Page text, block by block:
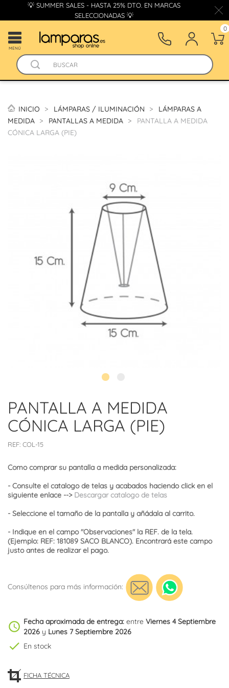
💡 SUMMER SALES - HASTA 25% DTO. EN MARCAS
SELECCIONADAS 💡
MENÚ
0
INICIO LÁMPARAS / ILUMINACIÓN
LÁMPARAS A
MEDIDA
PANTALLAS A MEDIDA
PANTALLA A MEDIDA
CÓNICA LARGA (PIE)
PANTALLA A MEDIDA
CÓNICA LARGA (PIE)
REF: COL-15
Como comprar su pantalla a medida personalizada:
- Consulte el catalogo de telas y acabados haciendo click en el
siguiente enlace --> Descargar catalogo de telas
- Seleccione el tamaño de la pantalla y añádala al carrito.
- Indique en el campo "Observaciones" la REF. de la tela.
(Ejemplo: REF: 181089 SACO BLANCO). Encontrará este campo
justo antes de realizar el pago.
Consúltenos para más información:
schedule Fecha aproximada de entrega: entre Viernes 4 Septiembre
2026 y Lunes 7 Septiembre 2026
check En stock
FICHA TÉCNICA